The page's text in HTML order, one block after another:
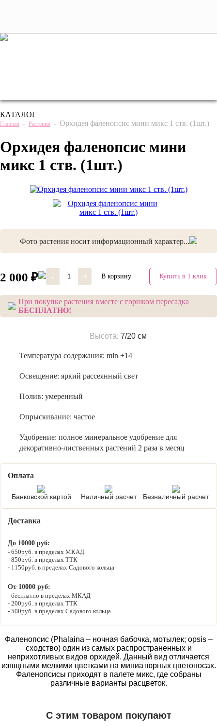
КАТАЛОГ
Главная - Растения - Орхидея фаленопсис мини микс 1 ств. (1шт.)
Орхидея фаленопсис мини
микс 1 ств. (1шт.)
Фото растения носит информационный характер...
2 000 ₽ - + В корзину Купить в 1 клик
При покупке растения вместе с горшком пересадка
БЕСПЛАТНО!
Высота: 7/20 см
Температура содержания: min +14
Освещение: яркий рассеянный свет
Полив: умеренный
Опрыскивание: частое
Удобрение: полное минеральное удобрение для
декоративно-лиственных растений 2 раза в месяц
Оплата
Банковской картой Наличный расчет Безналичный расчет
Доставка
До 10000 руб:
650руб. в пределах МКАД
850руб. в пределах ТТК
1150руб. в пределах Садового кольца
От 10000 руб:
бесплатно в пределах МКАД
200руб. в пределах ТТК
500руб. в пределах Садового кольца
Фаленопсис (Phalaina – ночная бабочка, мотылек; opsis –
сходство) один из самых распространенных и
неприхотливых видов орхидей. Данный вид отличается
изящными мелкими цветками на миниатюрных цветоносах.
Фаленопсисы приходят в палете микс, где собраны
различные варианты расцветок.
С этим товаром покупают